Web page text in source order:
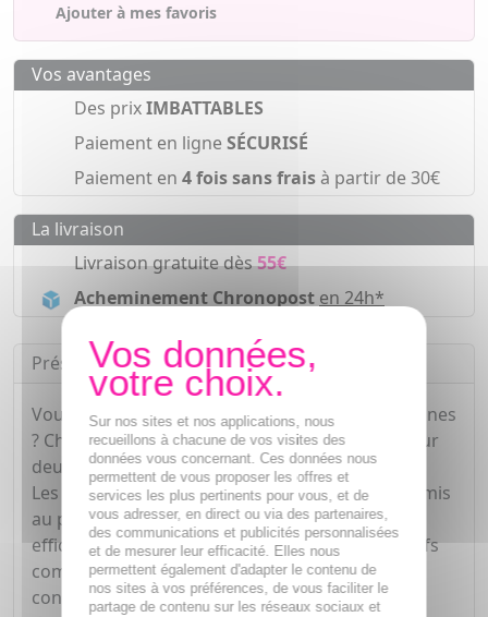
Ajouter à mes favoris
Vos avantages
Des prixIMBATTABLES
Paiement en ligneSÉCURISÉ
Paiement en 4 fois sans fraisà partir de 30€
La livraison
Livraison gratuite dès55€
Acheminement Chronopost en 24h*
Présentation
Vous désirez réduire visiblement vos taches brunes
? Choisissez un produit qui agit doublement pour
deux fois plus d'efficacité.
Les Laboratoires Dermatologiques Eucerin ont mis
au point un produit innovant pour réduire
efficacement les taches brunes. À base de 2 actifs
complémentaires, la formule parfaitement
contrôlée d'Eucerin vous permet d'unifier
Sur nos sites et nos applications, nous
recueillons à chacune de vos visites des
données vous concernant. Ces données nous
permettent de vous proposer les offres et
services les plus pertinents pour vous, et de
vous adresser, en direct ou via des partenaires,
des communications et publicités personnalisées
et de mesurer leur efficacité. Elles nous
permettent également d'adapter le contenu de
nos sites à vos préférences, de vous faciliter le
partage de contenu sur les réseaux sociaux et